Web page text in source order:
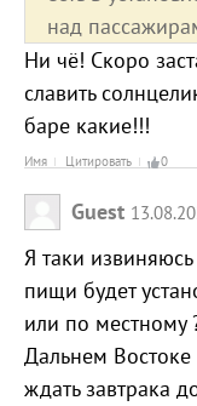
над
Ни чё! Скоро
славить
баре какие!!!
Имя Цитировать 0
Guest
Я таки
пищи будет
или по местному
Дальнем
ждать завтрака